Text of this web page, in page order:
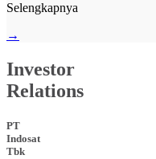
Selengkapnya
→
Investor
Relations
PT
Indosat
Tbk